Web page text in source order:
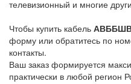
телевизионный и многие
Чтобы купить кабель АВББШВ
форму или обратитесь по
контакты.
Ваш заказ формируется
практически в любой регион